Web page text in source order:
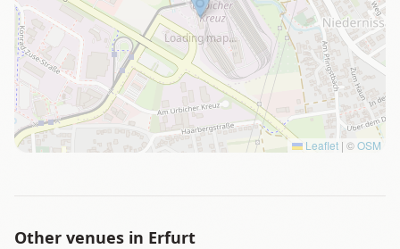
Loading map…
Leaflet | ©OSM
Other venues in Erfurt